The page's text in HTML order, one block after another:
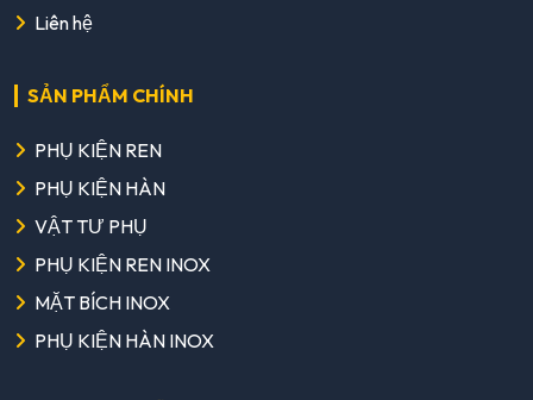
Liên hệ
SẢN PHẨM CHÍNH
PHỤ KIỆN REN
PHỤ KIỆN HÀN
VẬT TƯ PHỤ
PHỤ KIỆN REN INOX
MẶT BÍCH INOX
PHỤ KIỆN HÀN INOX